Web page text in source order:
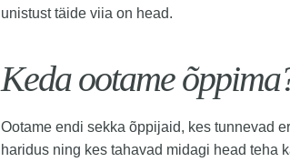
unistust täide viia on head.
Keda ootame
Ootame endi sekka õppijaid, kes tunnevad
haridus ning kes tahavad midagi head teha